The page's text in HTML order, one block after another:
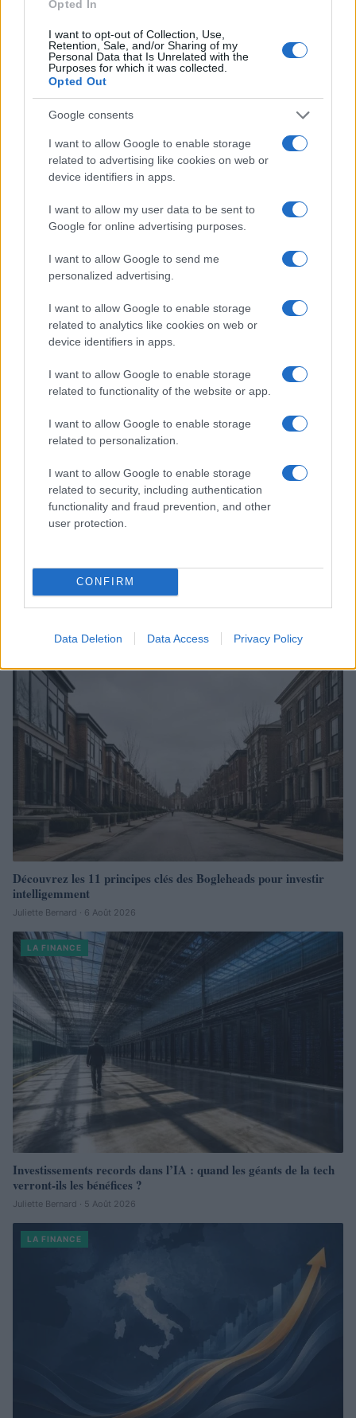
Opted In
I want to opt-out of Collection, Use,
Retention, Sale, and/or Sharing of my
Personal Data that Is Unrelated with the
Purposes for which it was collected.
Opted Out
Google consents
I want to allow Google to enable storage
related to advertising like cookies on web or
device identifiers in apps.
I want to allow my user data to be sent to
Google for online advertising purposes.
I want to allow Google to send me
personalized advertising.
I want to allow Google to enable storage
related to analytics like cookies on web or
device identifiers in apps.
I want to allow Google to enable storage
related to functionality of the website or app.
I want to allow Google to enable storage
related to personalization.
I want to allow Google to enable storage
related to security, including authentication
functionality and fraud prevention, and other
user protection.
CONFIRM
Data Deletion Data Access Privacy Policy
1969 à Gliwice, Pologne) est une femme d’affaires
milliardaire sud-africaine. Elle est co-fondatrice et PDG de
Sygnia Ltd, une société de services financiers. Elle est la
femme la plus riche d’Afrique du Sud et est également
Giorgia Stromeo
Continuez la lecture
Découvrez les 11 principes clés des Bogleheads pour investir
intelligemment
Juliette Bernard · 6 Août 2026
LA FINANCE
Investissements records dans l’IA : quand les géants de la tech
verront-ils les bénéfices ?
Juliette Bernard · 5 Août 2026
LA FINANCE